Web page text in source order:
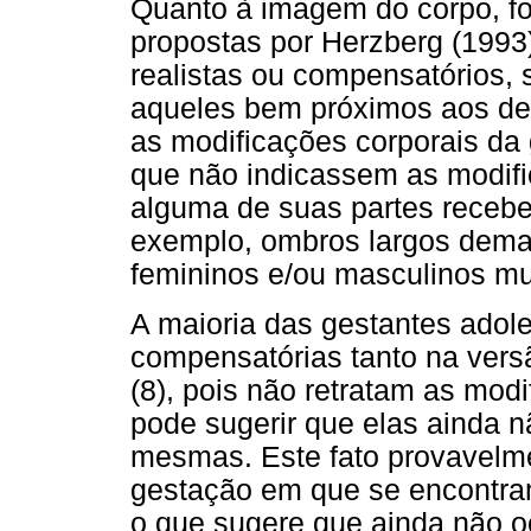
Quanto à imagem do corpo,
propostas por Herzberg
realistas ou compensatórios,
aqueles bem próximos aos
as modificações corporais
que não indicassem as
alguma de suas partes
exemplo, ombros largos
femininos e/ou masculinos
A maioria das gestantes
compensatórias tanto na
(8), pois não retratam as
pode sugerir que elas ainda
mesmas. Este fato
gestação em que se
o que sugere que ainda não